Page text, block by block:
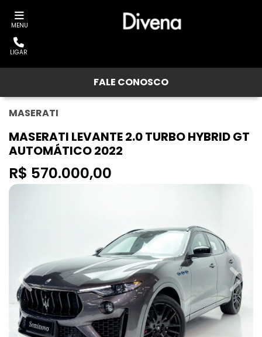
MENU
LIGAR
FALE CONOSCO
MASERATI
MASERATI LEVANTE 2.0 TURBO HYBRID GT
AUTOMÁTICO 2022
R$ 570.000,00
Previous Next